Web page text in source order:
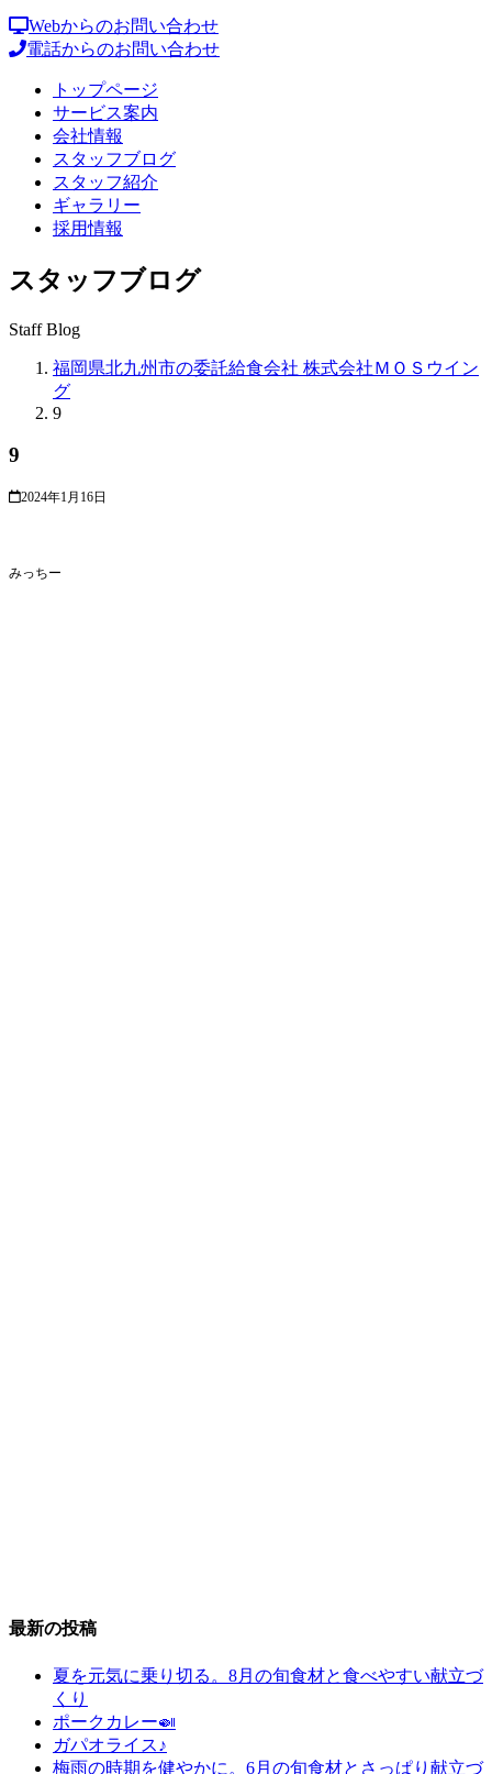
Webからのお問い合わせ
電話からのお問い合わせ
トップページ
サービス案内
会社情報
スタッフブログ
スタッフ紹介
ギャラリー
採用情報
スタッフブログ
Staff Blog
福岡県北九州市の委託給食会社 株式会社ＭＯＳウイン
グ
9
9
2024年1月16日
みっちー
最新の投稿
夏を元気に乗り切る。8月の旬食材と食べやすい献立づ
くり
ポークカレー🍛
ガパオライス♪
梅雨の時期を健やかに。6月の旬食材とさっぱり献立づ